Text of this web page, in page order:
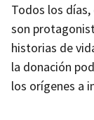
Todos los
son
historias de
la donación
los orígenes a